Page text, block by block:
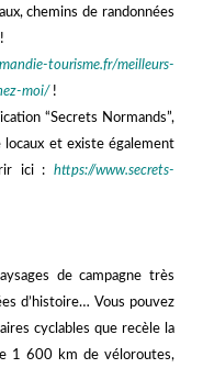
chemins de randonnées
tourisme.fr/meilleurs-
moi/ !
“Secrets Normands”,
et existe également
ici :
https://www.secrets-
de campagne très
d’histoire… Vous pouvez
cyclables que recèle la
1 600 km de véloroutes,